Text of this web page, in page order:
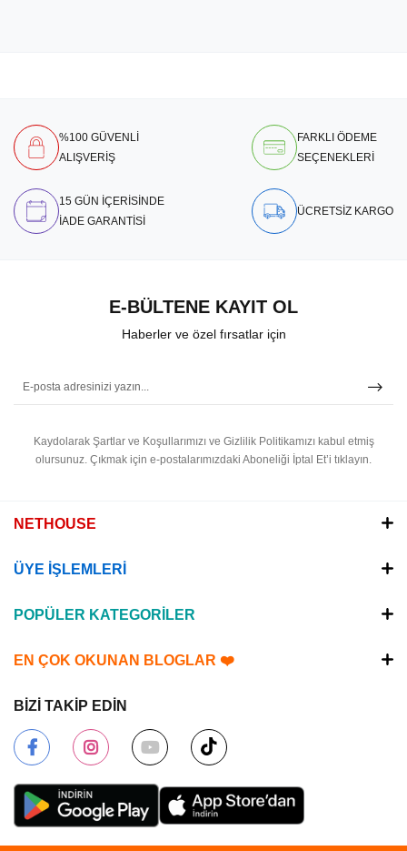
%100 GÜVENLİ
ALIŞVERİŞ
FARKLI ÖDEME
SEÇENEKLERİ
15 GÜN İÇERİSİNDE
İADE GARANTİSİ
ÜCRETSİZ KARGO
E-BÜLTENE KAYIT OL
Haberler ve özel fırsatlar için
Kaydolarak Şartlar ve Koşullarımızı ve Gizlilik Politikamızı kabul etmiş
olursunuz. Çıkmak için e-postalarımızdaki Aboneliği İptal Et’i tıklayın.
NETHOUSE
ÜYE İŞLEMLERİ
POPÜLER KATEGORİLER
EN ÇOK OKUNAN BLOGLAR ❤️
BİZİ TAKİP EDİN